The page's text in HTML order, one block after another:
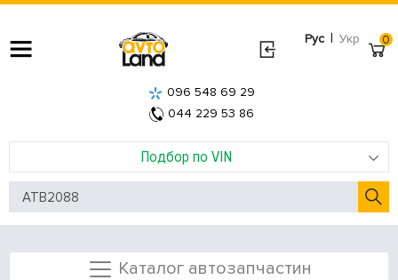
Рус | Укр
Подбор по VIN
096 548 69 29
044 229 53 86
0
Каталог автозапчастин